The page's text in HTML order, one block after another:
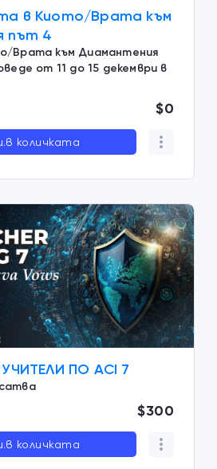
в Киото/Врата към
път 4
Врата към Диамантения
от 11 до 15 декември в
$0
количката
ПО ACI 7
$300
количката